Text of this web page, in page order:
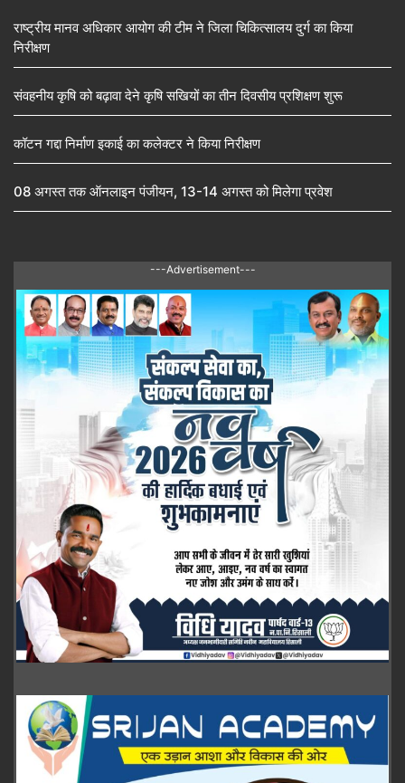
राष्ट्रीय मानव अधिकार आयोग की टीम ने जिला चिकित्सालय दुर्ग का किया
निरीक्षण
संवहनीय कृषि को बढ़ावा देने कृषि सखियों का तीन दिवसीय प्रशिक्षण शुरू
कॉटन गद्दा निर्माण इकाई का कलेक्टर ने किया निरीक्षण
08 अगस्त तक ऑनलाइन पंजीयन, 13-14 अगस्त को मिलेगा प्रवेश
---Advertisement---